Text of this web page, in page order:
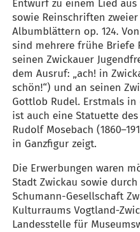
Entwurf zu einem Lied
sowie Reinschriften
Albumblättern op. 124.
sind mehrere frühe Briefe
seinen Zwickauer
dem Ausruf: „ach! in
schön!“) und an seinen
Gottlob Rudel. Erstmals
ist auch eine Statuette
Rudolf Mosebach
in Ganzfigur zeigt.
Die Erwerbungen waren
Stadt Zwickau sowie
Schumann-Gesellschaft
Kulturraums Vogtland-
Landesstelle für